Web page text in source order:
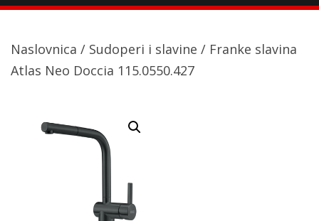
Naslovnica / Sudoperi i slavine / Franke slavina
Atlas Neo Doccia 115.0550.427